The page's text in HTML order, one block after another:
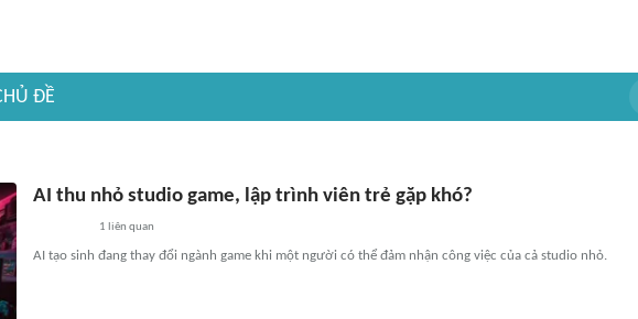
ĐỀ
AI thu nhỏ studio game, lập trình viên trẻ gặp khó?
1 liên quan
AI tạo sinh đang thay đổi ngành game khi một người có thể đảm nhận công việc của cả studio nhỏ.